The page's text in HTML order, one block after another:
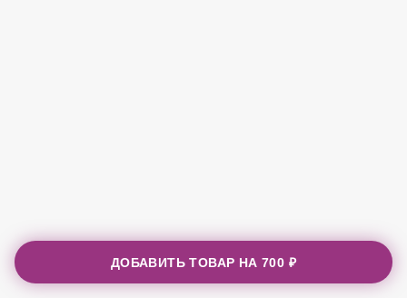
ДОБАВИТЬ ТОВАР НА700 ₽